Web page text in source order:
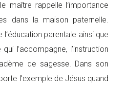
maître rappelle l’importance
dans la maison paternelle.
l’éducation parentale ainsi que
l’accompagne, l’instruction
de sagesse. Dans son
l’exemple de Jésus quand